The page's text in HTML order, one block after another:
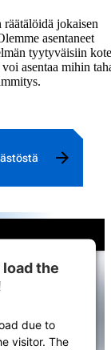
jokaisen
asentaneet
tyytyväisiin
asentaa mihin
the
due to
visitor. The